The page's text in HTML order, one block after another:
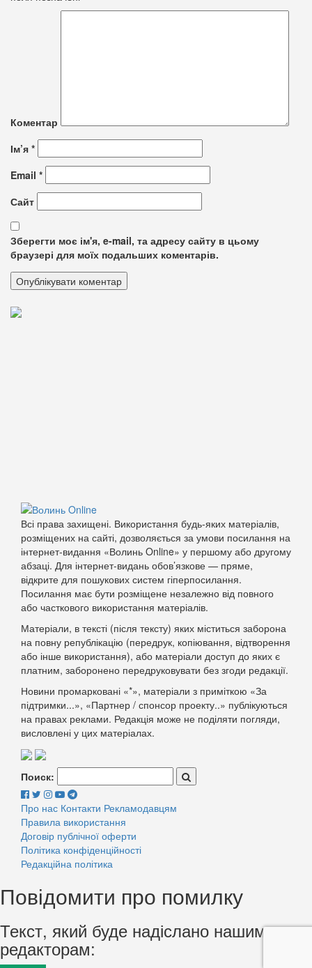
Коментар
Ім’я *
Email *
Сайт
Зберегти моє ім'я, e-mail, та адресу сайту в цьому
браузері для моїх подальших коментарів.
Всі права захищені. Використання будь-яких матеріалів,
розміщених на сайті, дозволяється за умови посилання на
інтернет-видання «Волинь Online» у першому або другому
абзаці. Для інтернет-видань обов’язкове — пряме,
відкрите для пошукових систем гіперпосилання.
Посилання має бути розміщене незалежно від повного
або часткового використання матеріалів.
Матеріали, в тексті (після тексту) яких міститься заборона
на повну републікацію (передрук, копіювання, відтворення
або інше використання), або матеріали доступ до яких є
платним, заборонено передруковувати без згоди редакції.
Новини промарковані «*», матеріали з приміткою «За
підтримки...», «Партнер / спонсор проекту..» публікуються
на правах реклами. Редакція може не поділяти погляди,
висловлені у цих матеріалах.
Поиск:
Про нас Контакти Рекламодавцям
Правила використання
Договір публічної оферти
Політика конфіденційності
Редакційна політика
Повідомити про помилку
Текст, який буде надіслано нашим
редакторам: